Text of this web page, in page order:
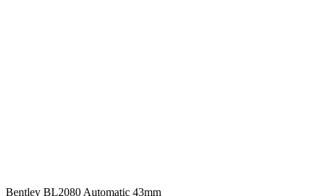
Bentley BL2080 Automatic 43mm